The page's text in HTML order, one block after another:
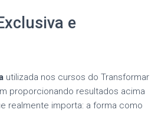
e
utilizada nos cursos do Transformar
proporcionando resultados acima
realmente importa: a forma como